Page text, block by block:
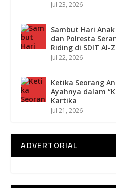
Jul 23, 2026
Sambut Hari
dan Polresta
Riding di SDIT Al-
Jul 22, 2026
Ketika Seorang
Ayahnya dalam
Kartika
Jul 21, 2026
ADVERTORIAL